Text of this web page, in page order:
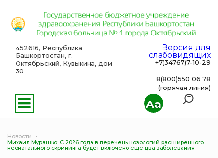
Aa
452616, Республика
Башкортостан, г.
Октябрьский, Кувыкина, дом
30
Версия для
слабовидящих
+7(34767)7-10-29
8(800)550 06 78
(горячая линия)
Новости
Михаил Мурашко: С 2026 года в перечень нозологий расширенного
неонатального скрининга будет включено еще два заболевания